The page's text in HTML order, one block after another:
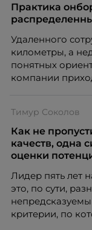
Практика
Удаленного
километры, а
понятных
компании
по работе с
рассказывает,
бесконечных
Тимур Соколов
Как не
качеств, одна
оценки
Лидер пять лет
это, по сути,
критерии, по